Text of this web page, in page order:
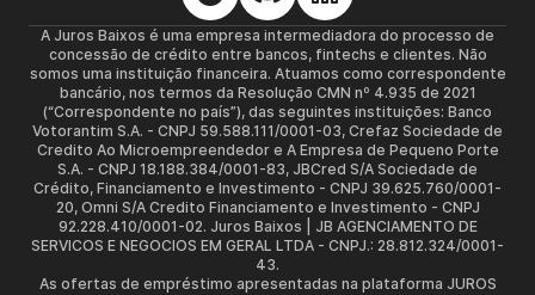
A Juros Baixos é uma empresa intermediadora do processo de
concessão de crédito entre bancos, fintechs e clientes. Não
somos uma instituição financeira. Atuamos como correspondente
bancário, nos termos da Resolução CMN nº 4.935 de 2021
(“Correspondente no país”), das seguintes instituições: Banco
Votorantim S.A. - CNPJ 59.588.111/0001-03, Crefaz Sociedade de
Credito Ao Microempreendedor e A Empresa de Pequeno Porte
S.A. - CNPJ 18.188.384/0001-83, JBCred S/A Sociedade de
Crédito, Financiamento e Investimento - CNPJ 39.625.760/0001-
20, Omni S/A Credito Financiamento e Investimento - CNPJ
92.228.410/0001-02. Juros Baixos | JB AGENCIAMENTO DE
SERVICOS E NEGOCIOS EM GERAL LTDA - CNPJ.: 28.812.324/0001-
43.
As ofertas de empréstimo apresentadas na plataforma JUROS